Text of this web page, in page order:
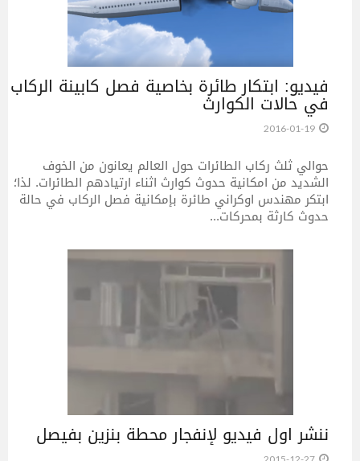
فيديو: ابتكار طائرة بخاصية فصل كابينة الركاب
في حالات الكوارث
2016-01-19
حوالي ثلث ركاب الطائرات حول العالم يعانون من الخوف
الشديد من امكانية حدوث كوارث اثناء ارتيادهم الطائرات. لذا؛
ابتكر مهندس اوكراني طائرة بإمكانية فصل الركاب في حالة
حدوث كارثة بمحركات...
ننشر اول فيديو لإنفجار محطة بنزين بفيصل